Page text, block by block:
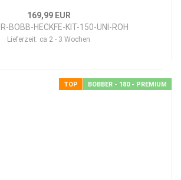
169,99 EUR
BOBB-HECKFE-KIT-150-UNI-ROH
Lieferzeit: ca 2 - 3 Wochen
TOP BOBBER - 180 - PREMIUM